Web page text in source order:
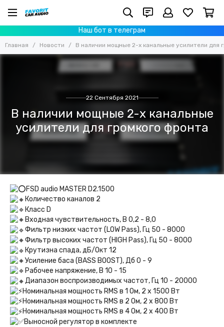
Наш бот в телеграм
Главная Новости В наличии мощные 2-х канальные усилители для
22 Сентября 2021
В наличии мощные 2-х канальные
усилители для громкого фронта
FSD audio MASTER D2.1500
Количество каналов 2
Класс D
Входная чувствительность, В 0,2 - 8,0
Фильтр низких частот (LOW Pass), Гц 50 - 8000
Фильтр высоких частот (HIGH Pass), Гц 50 - 8000
Крутизна спада, дБ/Окт 12
Усиление баса (BASS BOOST), Дб 0 - 9
Рабочее напряжение, В 10 - 15
Диапазон воспроизводимых частот, Гц 10 - 20000
Номинальная мощность RMS в 1 Ом, 2 х 1500 Вт
Номинальная мощность RMS в 2 Ом, 2 х 800 Вт
Номинальная мощность RMS в 4 Ом, 2 х 400 Вт
Выносной регулятор в комплекте